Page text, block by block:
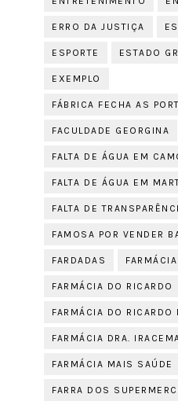
ERRO DA JUSTIÇA
ESPORTE ESTADO
EXEMPLO
FÁBRICA FECHA AS
FACULDADE GEORGINA
FALTA DE ÁGUA EM
FALTA DE ÁGUA EM
FALTA DE
FAMOSA POR VENDER
FARDADAS FARMÁCIA
FARMÁCIA DO RICARDO
FARMÁCIA DO RICARDO
FARMÁCIA DRA.
FARMÁCIA MAIS SAÚDE
FARRA DOS